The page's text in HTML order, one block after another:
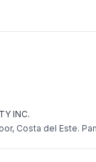
INC.
Costa del Este.